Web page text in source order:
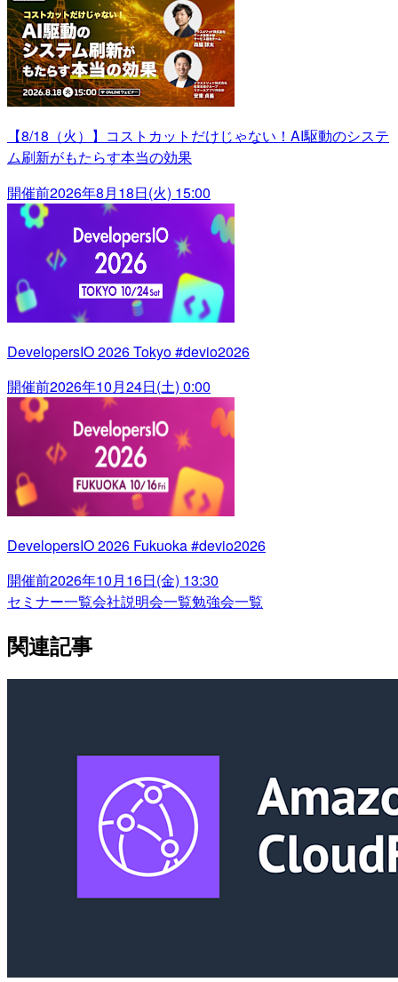
【8/18（火）】コストカットだけじゃない！AI駆動のシステ
ム刷新がもたらす本当の効果
開催前2026年8月18日(火) 15:00
DevelopersIO 2026 Tokyo #devio2026
開催前2026年10月24日(土) 0:00
DevelopersIO 2026 Fukuoka #devio2026
開催前2026年10月16日(金) 13:30
セミナー一覧会社説明会一覧勉強会一覧
関連記事